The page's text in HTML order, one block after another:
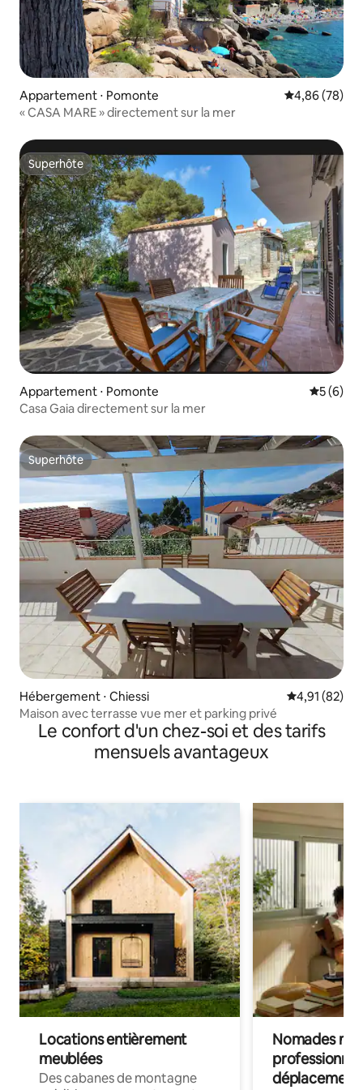
Appartement ⋅ Pomonte Évaluation
4,86 (78)
« CASA MARE » directement sur la mer
Superhôte
Superhôte
Appartement ⋅ Pomonte
5 (6)
Casa Gaia directement sur la mer
Superhôte
Superhôte
Hébergement ⋅ Chiessi Évaluation
4,91 (82)
Maison avec terrasse vue mer et parking privé
Le confort d'un chez-soi et des tarifs
mensuels avantageux
Locations entièrement
meublées
Des cabanes de montagne
Nomades
déplacement